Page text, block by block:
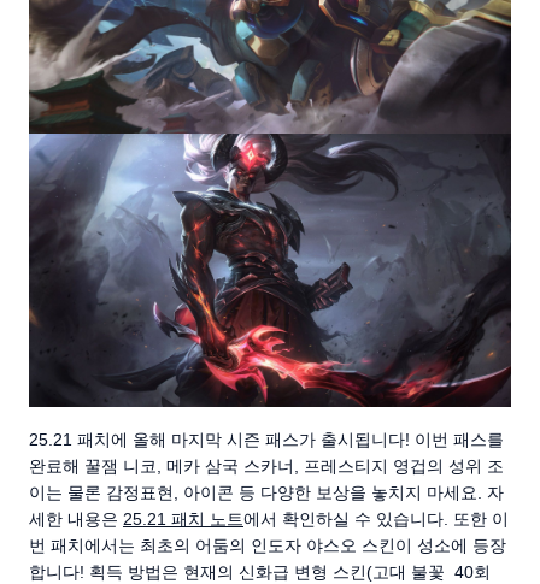
25.21 패치에 올해 마지막 시즌 패스가 출시됩니다! 이번 패스를
완료해 꿀잼 니코, 메카 삼국 스카너, 프레스티지 영겁의 성위 조
이는 물론 감정표현, 아이콘 등 다양한 보상을 놓치지 마세요. 자
세한 내용은 25.21 패치 노트에서 확인하실 수 있습니다. 또한 이
번 패치에서는 최초의 어둠의 인도자 야스오 스킨이 성소에 등장
합니다! 획득 방법은 현재의 신화급 변형 스킨(고대 불꽃 40회